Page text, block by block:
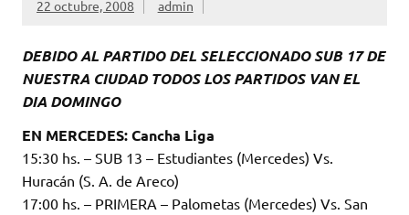
22 octubre, 2008 admin
DEBIDO AL PARTIDO DEL SELECCIONADO SUB 17 DE
NUESTRA CIUDAD TODOS LOS PARTIDOS VAN EL
DIA DOMINGO
EN MERCEDES: Cancha Liga
15:30 hs. – SUB 13 – Estudiantes (Mercedes) Vs.
Huracán (S. A. de Areco)
17:00 hs. – PRIMERA – Palometas (Mercedes) Vs. San